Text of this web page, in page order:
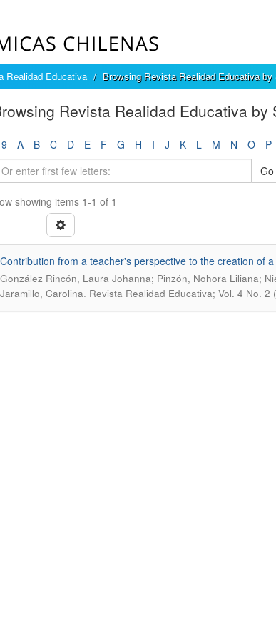
Realidad Educativa Browsing Revista Realidad Educativa by
Revista Realidad Educativa by
A B C D E F G H I J K L M N O P
Go
showing items 1-1 of 1
Contribution from a teacher's perspective to the creation of
González Rincón, Laura Johanna; Pinzón, Nohora Liliana;
Jaramillo, Carolina. Revista Realidad Educativa; Vol. 4 No. 2